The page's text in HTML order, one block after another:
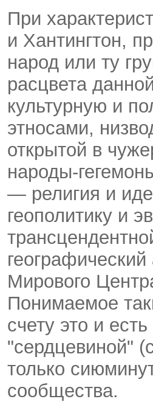
При
и Хантингтон,
народ или ту
расцвета
культурную и
этносами,
открытой в
народы-
— религия и
геополитику и
Мирового
Понимаемое
счету это и
"сердцевиной"
только
сообщества.